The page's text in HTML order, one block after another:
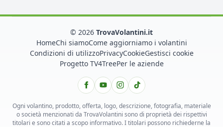
© 2026 TrovaVolantini.it
HomeChi siamoCome aggiorniamo i volantini
Condizioni di utilizzoPrivacyCookieGestisci cookie
Progetto TV4TreePer le aziende
Ogni volantino, prodotto, offerta, logo, descrizione, fotografia, materiale
o società menzionati da TrovaVolantini sono di proprietà dei rispettivi
titolari e sono citati a scopo informativo. I titolari possono richiederne la